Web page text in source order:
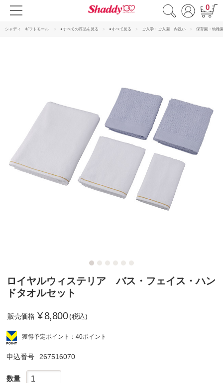
0
シャディ ギフトモール ●すべての商品を見る ●すべて見る ご入学・ご入園 内祝い 保育園・幼稚
ロイヤルウィステリア バス・フェイス・ハン
ドタオルセット
販売価格 ¥8,800 (税込)
獲得予定ポイント：40ポイント
申込番号 267516070
数量